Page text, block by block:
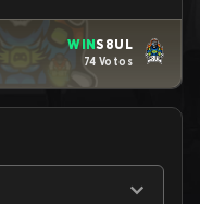
WINS8UL
74 Votos